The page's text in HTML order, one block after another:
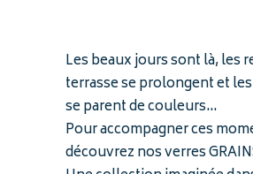
Les beaux jours sont là, les
terrasse se prolongent et
se parent de couleurs…
Pour accompagner ces
découvrez nos verres